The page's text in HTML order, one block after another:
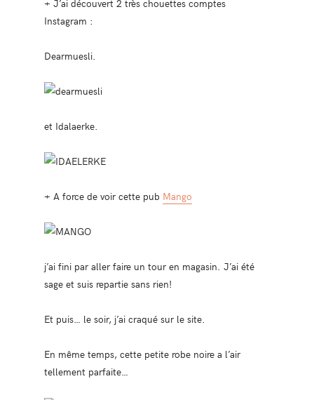
+ J’ai découvert 2 très chouettes comptes
Instagram :
Dearmuesli.
et Idalaerke.
+ A force de voir cette pub Mango
j’ai fini par aller faire un tour en magasin. J’ai été
sage et suis repartie sans rien!
Et puis… le soir, j’ai craqué sur le site.
En même temps, cette petite robe noire a l’air
tellement parfaite…